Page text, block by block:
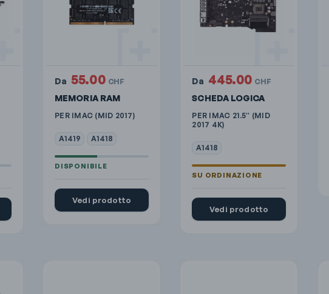
MEMORIA RAM
PER IMAC (MID 2017)
A1419 A1418
Da 55.00 CHF
Vedi prodotto
SCHEDA LOGICA
PER IMAC 21.5″ (MID
2017 4K)
A1418
Da 445.00 CHF
Vedi prodotto